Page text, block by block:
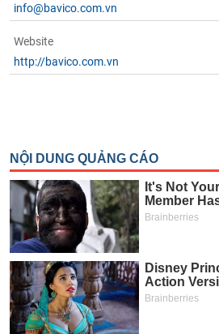
info@bavico.com.vn
Website
http://bavico.com.vn
cụ
Truyền
thông
tài
chính
Dữ
liệu